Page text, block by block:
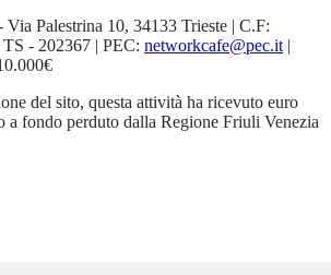
Palestrina 10, 34133 Trieste | C.F:
- 202367 | PEC: networkcafe@pec.it |
del sito, questa attività ha ricevuto euro
a fondo perduto dalla Regione Friuli Venezia